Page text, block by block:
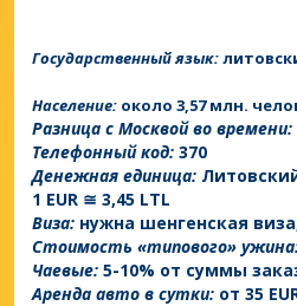
Государственный язык:
Население: около 3,57 млн.
Разница с Москвой во времени:
Телефонный код: 370
Денежная единица:
1 EUR ≅ 3,45 LTL
Виза: нужна шенгенская
Стоимость «типового»
Чаевые: 5-10% от суммы
Аренда авто в сутки: от 35